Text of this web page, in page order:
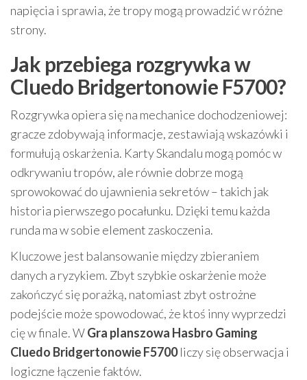
napięcia i sprawia, że tropy mogą prowadzić w różne
strony.
Jak przebiega rozgrywka w
Cluedo Bridgertonowie F5700?
Rozgrywka opiera się na mechanice dochodzeniowej:
gracze zdobywają informacje, zestawiają wskazówki i
formułują oskarżenia. Karty Skandalu mogą pomóc w
odkrywaniu tropów, ale równie dobrze mogą
sprowokować do ujawnienia sekretów – takich jak
historia pierwszego pocałunku. Dzięki temu każda
runda ma w sobie element zaskoczenia.
Kluczowe jest balansowanie między zbieraniem
danych a ryzykiem. Zbyt szybkie oskarżenie może
zakończyć się porażką, natomiast zbyt ostrożne
podejście może spowodować, że ktoś inny wyprzedzi
cię w finale. WGra planszowa Hasbro Gaming
Cluedo Bridgertonowie F5700liczy się obserwacja i
logiczne łączenie faktów.